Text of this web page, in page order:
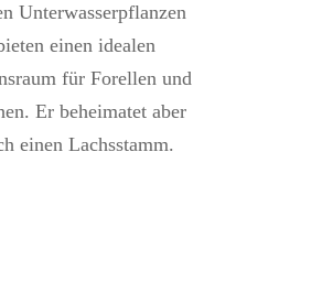
Unterwasserpflanzen
einen idealen
für Forellen und
Er beheimatet aber
einen Lachsstamm.